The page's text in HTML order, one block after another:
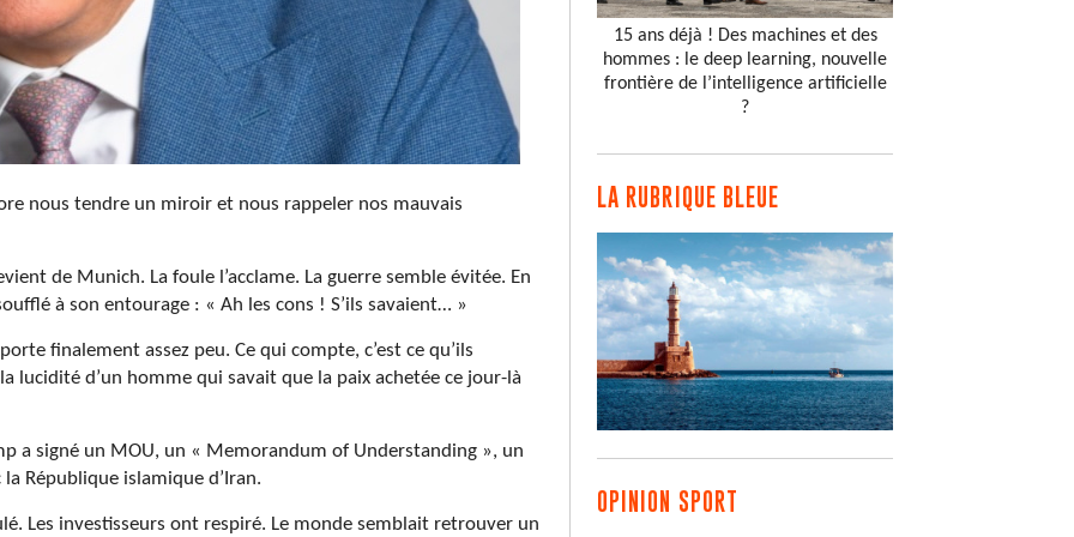
nous tendre un miroir et nous rappeler nos mauvais
de Munich. La foule l’acclame. La guerre semble évitée. En
à son entourage : « Ah les cons ! S’ils savaient… »
finalement assez peu. Ce qui compte, c’est ce qu’ils
lucidité d’un homme qui savait que la paix achetée ce jour-là
a signé un MOU, un « Memorandum of Understanding », un
République islamique d’Iran.
Les investisseurs ont respiré. Le monde semblait retrouver un
15 ans déjà ! Des machines et des
hommes : le deep learning, nouvelle
frontière de l’intelligence artificielle
?
LA RUBRIQUE BLEUE
OPINION SPORT